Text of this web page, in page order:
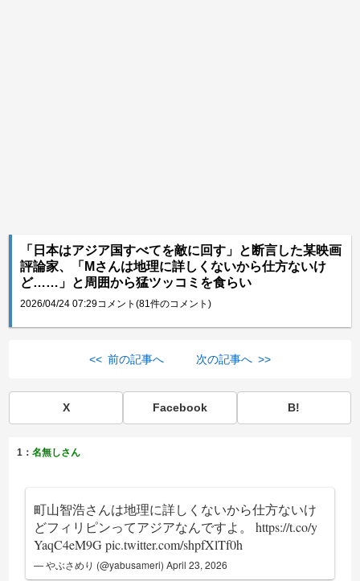
「日本はアジア国すべてを敵に回す」と断言した某映画
評論家、「Mさんは地理に詳しくないから仕方ないけ
ど……」と周囲から猛ツッコミを食らい
2026/04/24 07:29コメント(81件のコメント)
<< 前の記事へ 次の記事へ >>
X Facebook B!
1：名無しさん
町山智浩さんは地理に詳しくないから仕方ないけ
どフィリピンってアジアなんですよ。https://t.co/y
YaqC4eM9G pic.twitter.com/shpfXlTf0h
— やぶさめり (@yabusameri)April 23, 2026